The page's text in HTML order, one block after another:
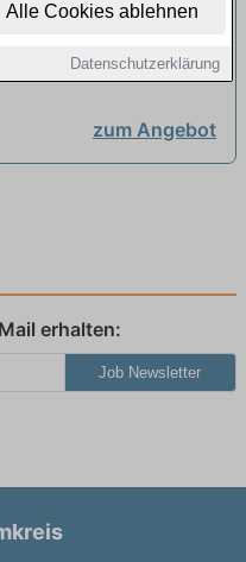
Alle Cookies ablehnen
Datenschutzerklärung
/ Kaufmann
2026
Eschborn
zum Angebot
erhalten:
Job Newsletter